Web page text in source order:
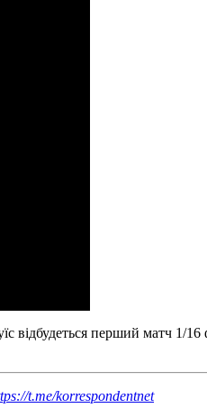
відбудеться перший матч
t.me/korrespondentnet